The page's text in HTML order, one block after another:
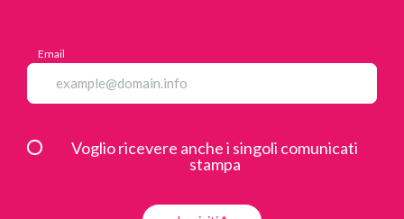
Email
Voglio ricevere anche i singoli comunicati
stampa